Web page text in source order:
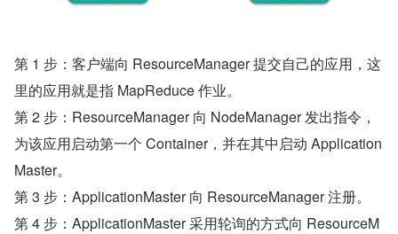
第 1 步：客户端向 ResourceManager 提交自己的应用，这
里的应用就是指 MapReduce 作业。
第 2 步：ResourceManager 向 NodeManager 发出指令，
为该应用启动第一个 Container，并在其中启动 Application
Master。
第 3 步：ApplicationMaster 向 ResourceManager 注册。
第 4 步：ApplicationMaster 采用轮询的方式向 ResourceM